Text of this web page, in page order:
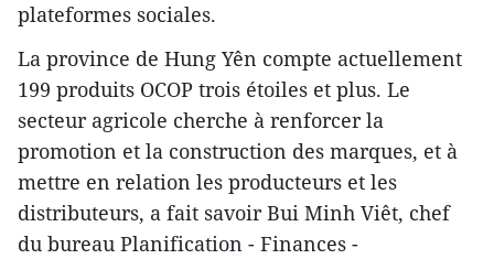
plateformes sociales.
La province de Hung Yên compte actuellement
199 produits OCOP trois étoiles et plus. Le
secteur agricole cherche à renforcer la
promotion et la construction des marques, et à
mettre en relation les producteurs et les
distributeurs, a fait savoir Bui Minh Viêt, chef
du bureau Planification - Finances -